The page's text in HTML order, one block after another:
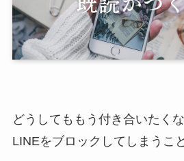
どうしてももう付き合いたく
LINEをブロックしてしまうこ